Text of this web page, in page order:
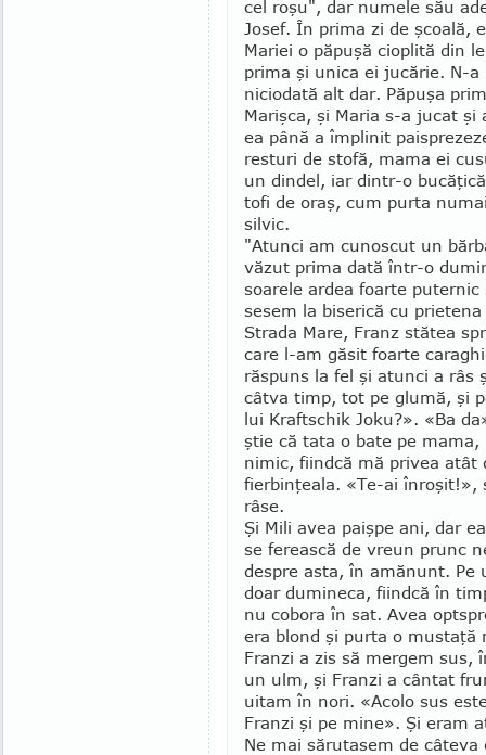
cel roşu", dar numele său
Josef. În prima zi de şcoală,
Mariei o păpuşă cioplită din
prima şi unica ei jucărie. N-
nicio­dată alt dar. Păpuşa
Marişca, şi Maria s-a jucat şi
ea până a împlinit
resturi de stofă, mama ei
un dindel, iar din­tr-o
tofi de oraş, cum purta
silvic.
"Atunci am cunoscut un
văzut prima dată într-o
soarele ardea foarte
sesem la biserică cu
Strada Mare, Franz stătea
care l-am găsit foarte
răspuns la fel şi atunci a râs
câtva timp, tot pe glumă, şi
lui Kraftschik Joku?». «Ba
ştie că tata o bate pe
ni­mic, fiindcă mă privea atât
fierbinţeala. «Te-ai înroşit!»,
râse.
Şi Mili avea paişpe ani, dar
se ferească de vreun prunc
despre asta, în amănunt.
doar dumineca, fiindcă în
nu co­bora în sat. Avea
era blond şi purta o
Franzi a zis să mer­gem sus,
un ulm, şi Franzi a cântat
uitam în nori. «Acolo sus
Franzi şi pe mine». Şi eram
Ne mai sărutasem de